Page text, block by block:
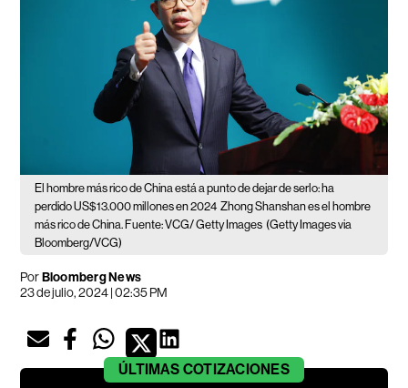
El hombre más rico de China está a punto de dejar de serlo: ha
perdido US$13.000 millones en 2024 Zhong Shanshan es el hombre
más rico de China. Fuente: VCG/ Getty Images (Getty Images via
Bloomberg/VCG)
PorBloomberg News
23 de julio, 2024 | 02:35 PM
ÚLTIMAS COTIZACIONES